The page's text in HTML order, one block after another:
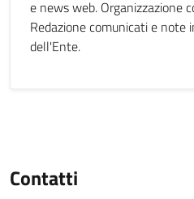
e news web. Organizzazione
Redazione comunicati e
dell'Ente.
Contatti